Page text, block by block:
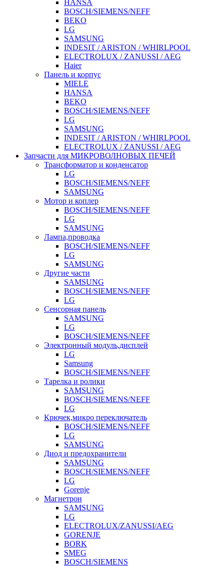
HANSA
BOSCH/SIEMENS/NEFF
BEKO
LG
SAMSUNG
INDESIT / ARISTON / WHIRLPOOL
ELECTROLUX / ZANUSSI / AEG
Haier
Панель и корпус
MIELE
HANSA
BEKO
BOSCH/SIEMENS/NEFF
LG
SAMSUNG
INDESIT / ARISTON / WHIRLPOOL
ELECTROLUX / ZANUSSI / AEG
Запчасти для МИКРОВОЛНОВЫХ ПЕЧЕЙ
Трансформатор и конденсатор
LG
BOSCH/SIEMENS/NEFF
SAMSUNG
Мотор и коплер
BOSCH/SIEMENS/NEFF
LG
SAMSUNG
Лампа,проводка
BOSCH/SIEMENS/NEFF
LG
SAMSUNG
Другие части
SAMSUNG
BOSCH/SIEMENS/NEFF
LG
Сенсорная панель
SAMSUNG
LG
BOSCH/SIEMENS/NEFF
Электронный модуль,дисплей
LG
Samsung
BOSCH/SIEMENS/NEFF
Тарелка и ролики
SAMSUNG
BOSCH/SIEMENS/NEFF
LG
Крючек,микро переключатель
BOSCH/SIEMENS/NEFF
LG
SAMSUNG
Диод и предохранители
SAMSUNG
BOSCH/SIEMENS/NEFF
LG
Gorenje
Магнетрон
SAMSUNG
LG
ELECTROLUX/ZANUSSI/AEG
GORENJE
BORK
SMEG
BOSCH/SIEMENS